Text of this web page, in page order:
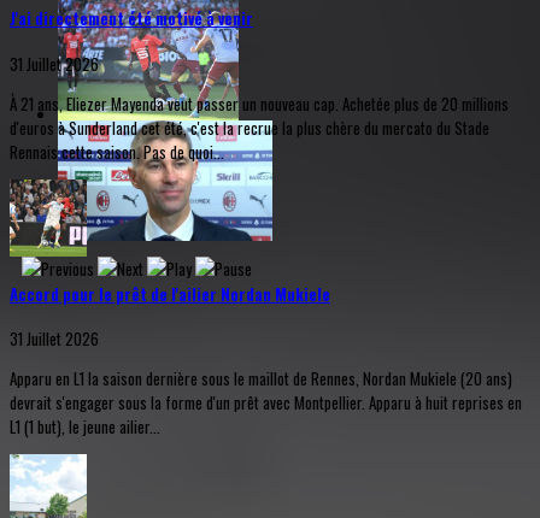
J'ai directement été motivé à venir
31 Juillet 2026
À 21 ans, Eliezer Mayenda veut passer un nouveau cap. Achetée plus de 20 millions
d'euros à Sunderland cet été, c'est la recrue la plus chère du mercato du Stade
Rennais cette saison. Pas de quoi...
Accord pour le prêt de l'ailier Nordan Mukiele
31 Juillet 2026
Apparu en L1 la saison dernière sous le maillot de Rennes, Nordan Mukiele (20 ans)
devrait s'engager sous la forme d'un prêt avec Montpellier. Apparu à huit reprises en
L1 (1 but), le jeune ailier...